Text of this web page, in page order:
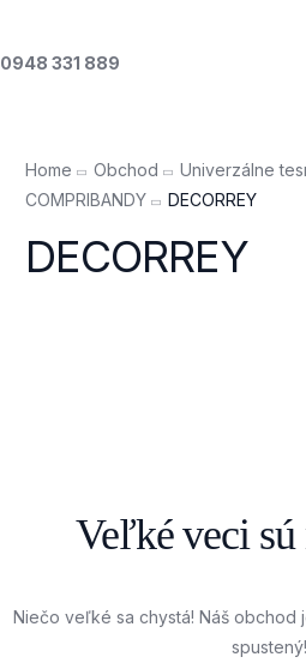
0948 331 889
Home Obchod
Univerzálne
COMPRIBANDY
DECORREY
DECORREY
Veľké veci sú
Niečo veľké sa chystá! Náš
spustený!